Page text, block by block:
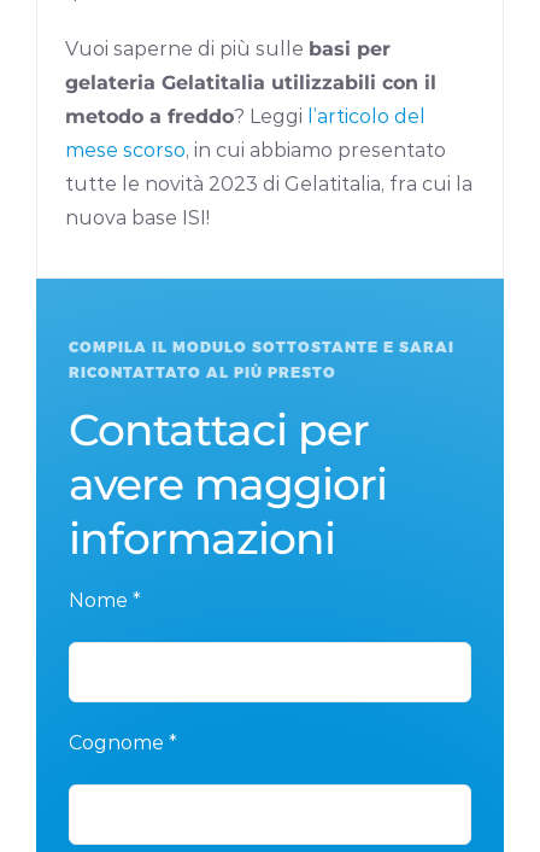
Vuoi saperne di più sulle basi per
gelateria Gelatitalia utilizzabili con il
metodo a freddo? Leggi l’articolo del
mese scorso, in cui abbiamo presentato
tutte le novità 2023 di Gelatitalia, fra cui la
nuova base ISI!
COMPILA IL MODULO SOTTOSTANTE E SARAI
RICONTATTATO AL PIÙ PRESTO
Contattaci per
avere maggiori
informazioni
Nome *
Cognome *